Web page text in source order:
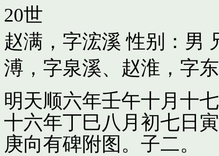
20世
赵满，字浤溪 性别：男
溥，字泉溪、 赵淮，字
明天顺六年壬午十月十
十六年丁巳八月初七日
庚向有碑附图。子二。